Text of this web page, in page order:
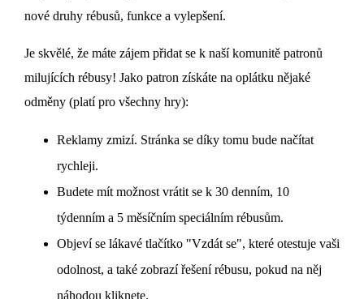
nové druhy rébusů, funkce a vylepšení.
Je skvělé, že máte zájem přidat se k naší komunitě patronů
milujících rébusy! Jako patron získáte na oplátku nějaké
odměny (platí pro všechny hry):
Reklamy zmizí. Stránka se díky tomu bude načítat
rychleji.
Budete mít možnost vrátit se k 30 denním, 10
týdenním a 5 měsíčním speciálním rébusům.
Objeví se lákavé tlačítko "Vzdát se", které otestuje vaši
odolnost, a také zobrazí řešení rébusu, pokud na něj
náhodou kliknete.